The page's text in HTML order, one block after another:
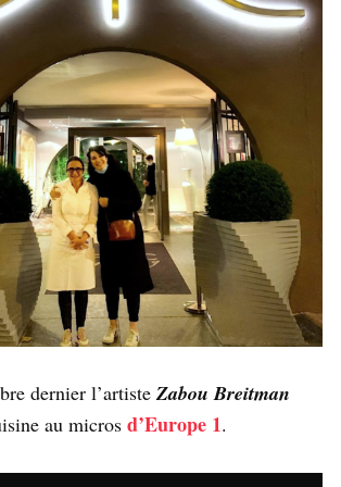
dernier l’artisteZabou Breitman
au micros d’Europe 1.